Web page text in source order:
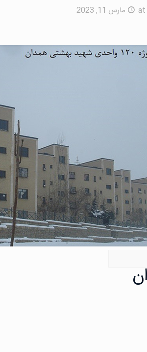
at مارس 11, 2023